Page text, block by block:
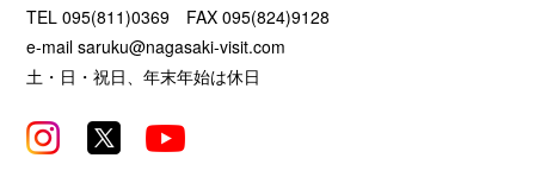
TEL 095(811)0369 FAX 095(824)9128
e-mailsaruku@nagasaki-visit.com
土・日・祝日、年末年始は休日